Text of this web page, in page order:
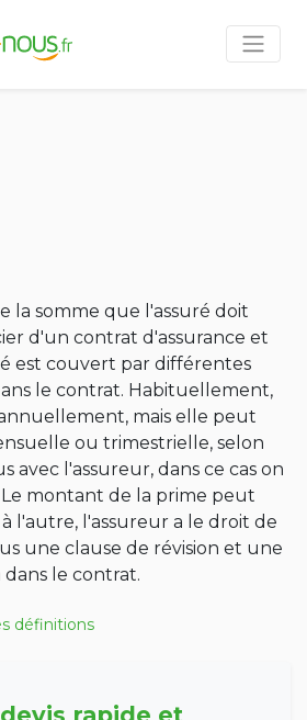
la somme que l'assuré doit
d'un contrat d'assurance et
est couvert par différentes
le contrat. Habituellement,
mais elle peut
ou trimestrielle, selon
avec l'assureur, dans ce cas on
montant de la prime peut
l'autre, l'assureur a le droit de
une clause de révision et une
le contrat.
définitions